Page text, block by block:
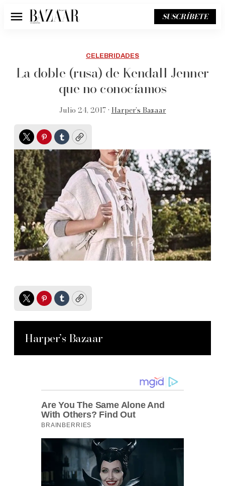
Menú SUSCRÍBETE
CELEBRIDADES
La doble (rusa) de Kendall Jenner
que no conocíamos
Julio 24, 2017 • Harper’s Bazaar
TwitterPinterest
TumblrCopy
TwitterPinterest
TumblrCopy
Harper’s Bazaar